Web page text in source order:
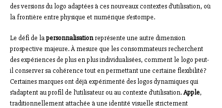
des versions du logo adaptées à ces nouveaux contextes d’utilisation, où
la frontière entre physique et numérique s’estompe.
Le défi de lapersonnalisationreprésente une autre dimension
prospective majeure. À mesure que les consommateurs recherchent
des expériences de plus en plus individualisées, comment le logo peut-
il conserver sa cohérence tout en permettant une certaine flexibilité?
Certaines marques ont déjà expérimenté des logos dynamiques qui
s’adaptent au profil de l’utilisateur ou au contexte d’utilisation.Apple,
traditionnellement attachée à une identité visuelle strictement